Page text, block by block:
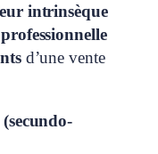
intrinsèque
d’une vente